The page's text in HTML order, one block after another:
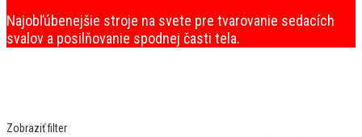
Najobľúbenejšie stroje na svete pre tvarovanie sedacích
svalov a posilňovanie spodnej časti tela.
Zobraziť filter